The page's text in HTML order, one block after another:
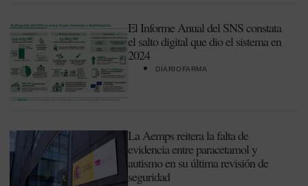
El Informe Anual del SNS constata
el salto digital que dio el sistema en
2024
DIARIOFARMA
La Aemps reitera la falta de
evidencia entre paracetamol y
autismo en su última revisión de
seguridad